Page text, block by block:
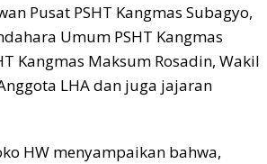
Pusat PSHT Kangmas Subagyo,
Umum PSHT Kangmas
Kangmas Maksum Rosadin, Wakil
LHA dan juga jajaran
HW menyampaikan bahwa,